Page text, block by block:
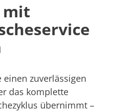
mit
einen zuverlässigen
das komplette
übernimmt –